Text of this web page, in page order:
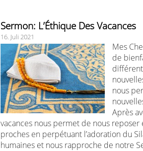
Sermon: L’Éthique Des Vacances
16. Juli 2021
Mes
de
nous
Après
vacances nous permet de nous
proches en perpétuant l’adoration du
humaines et nous rapproche de notre